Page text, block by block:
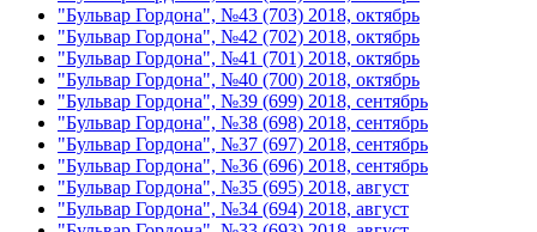
"Бульвар Гордона", №43 (703) 2018, октябрь
"Бульвар Гордона", №42 (702) 2018, октябрь
"Бульвар Гордона", №41 (701) 2018, октябрь
"Бульвар Гордона", №40 (700) 2018, октябрь
"Бульвар Гордона", №39 (699) 2018, сентябрь
"Бульвар Гордона", №38 (698) 2018, сентябрь
"Бульвар Гордона", №37 (697) 2018, сентябрь
"Бульвар Гордона", №36 (696) 2018, сентябрь
"Бульвар Гордона", №35 (695) 2018, август
"Бульвар Гордона", №34 (694) 2018, август